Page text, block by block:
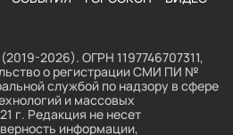
2026). ОГРН 1197746707311,
о регистрации СМИ ПИ №
службой по надзору в сфере
и массовых
г. Редакция не несет
информации,